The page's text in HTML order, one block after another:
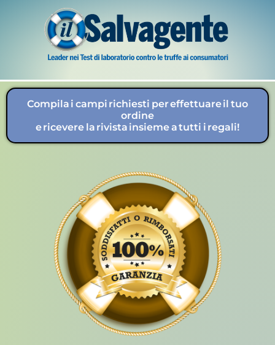
Compila i campi richiesti per effettuare il tuo
ordine
e ricevere la rivista insieme a tutti i regali!